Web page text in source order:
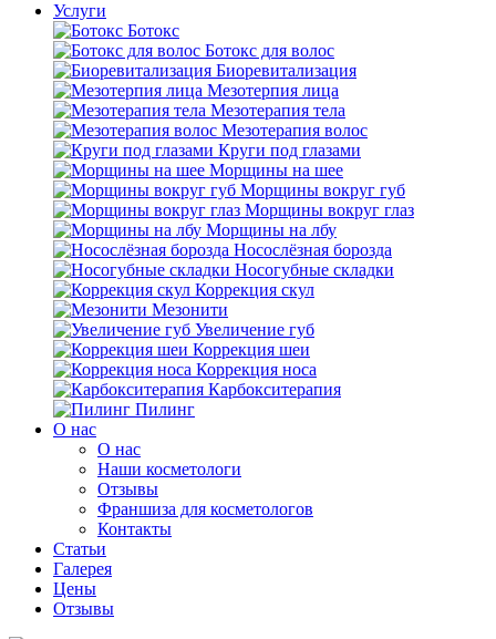
Услуги
Ботокс
Ботокс для волос
Биоревитализация
Мезотерпия лица
Мезотерапия тела
Мезотерапия волос
Круги под глазами
Морщины на шее
Морщины вокруг губ
Морщины вокруг глаз
Морщины на лбу
Носослёзная борозда
Носогубные складки
Коррекция скул
Мезонити
Увеличение губ
Коррекция шеи
Коррекция носа
Карбокситерапия
Пилинг
O нас
O нас
Наши косметологи
Отзывы
Франшиза для косметологов
Контакты
Статьи
Галерея
Цены
Отзывы